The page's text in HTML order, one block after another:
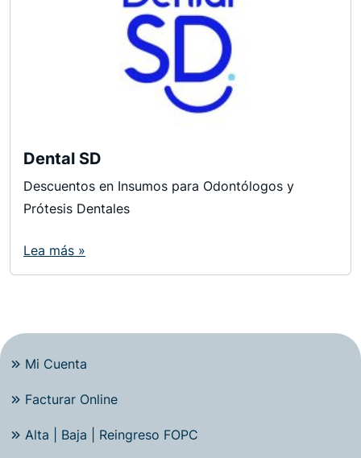
Dental SD
Descuentos en Insumos para Odontólogos y
Prótesis Dentales
Lea más »
Mi Cuenta
Facturar Online
Alta | Baja | Reingreso FOPC